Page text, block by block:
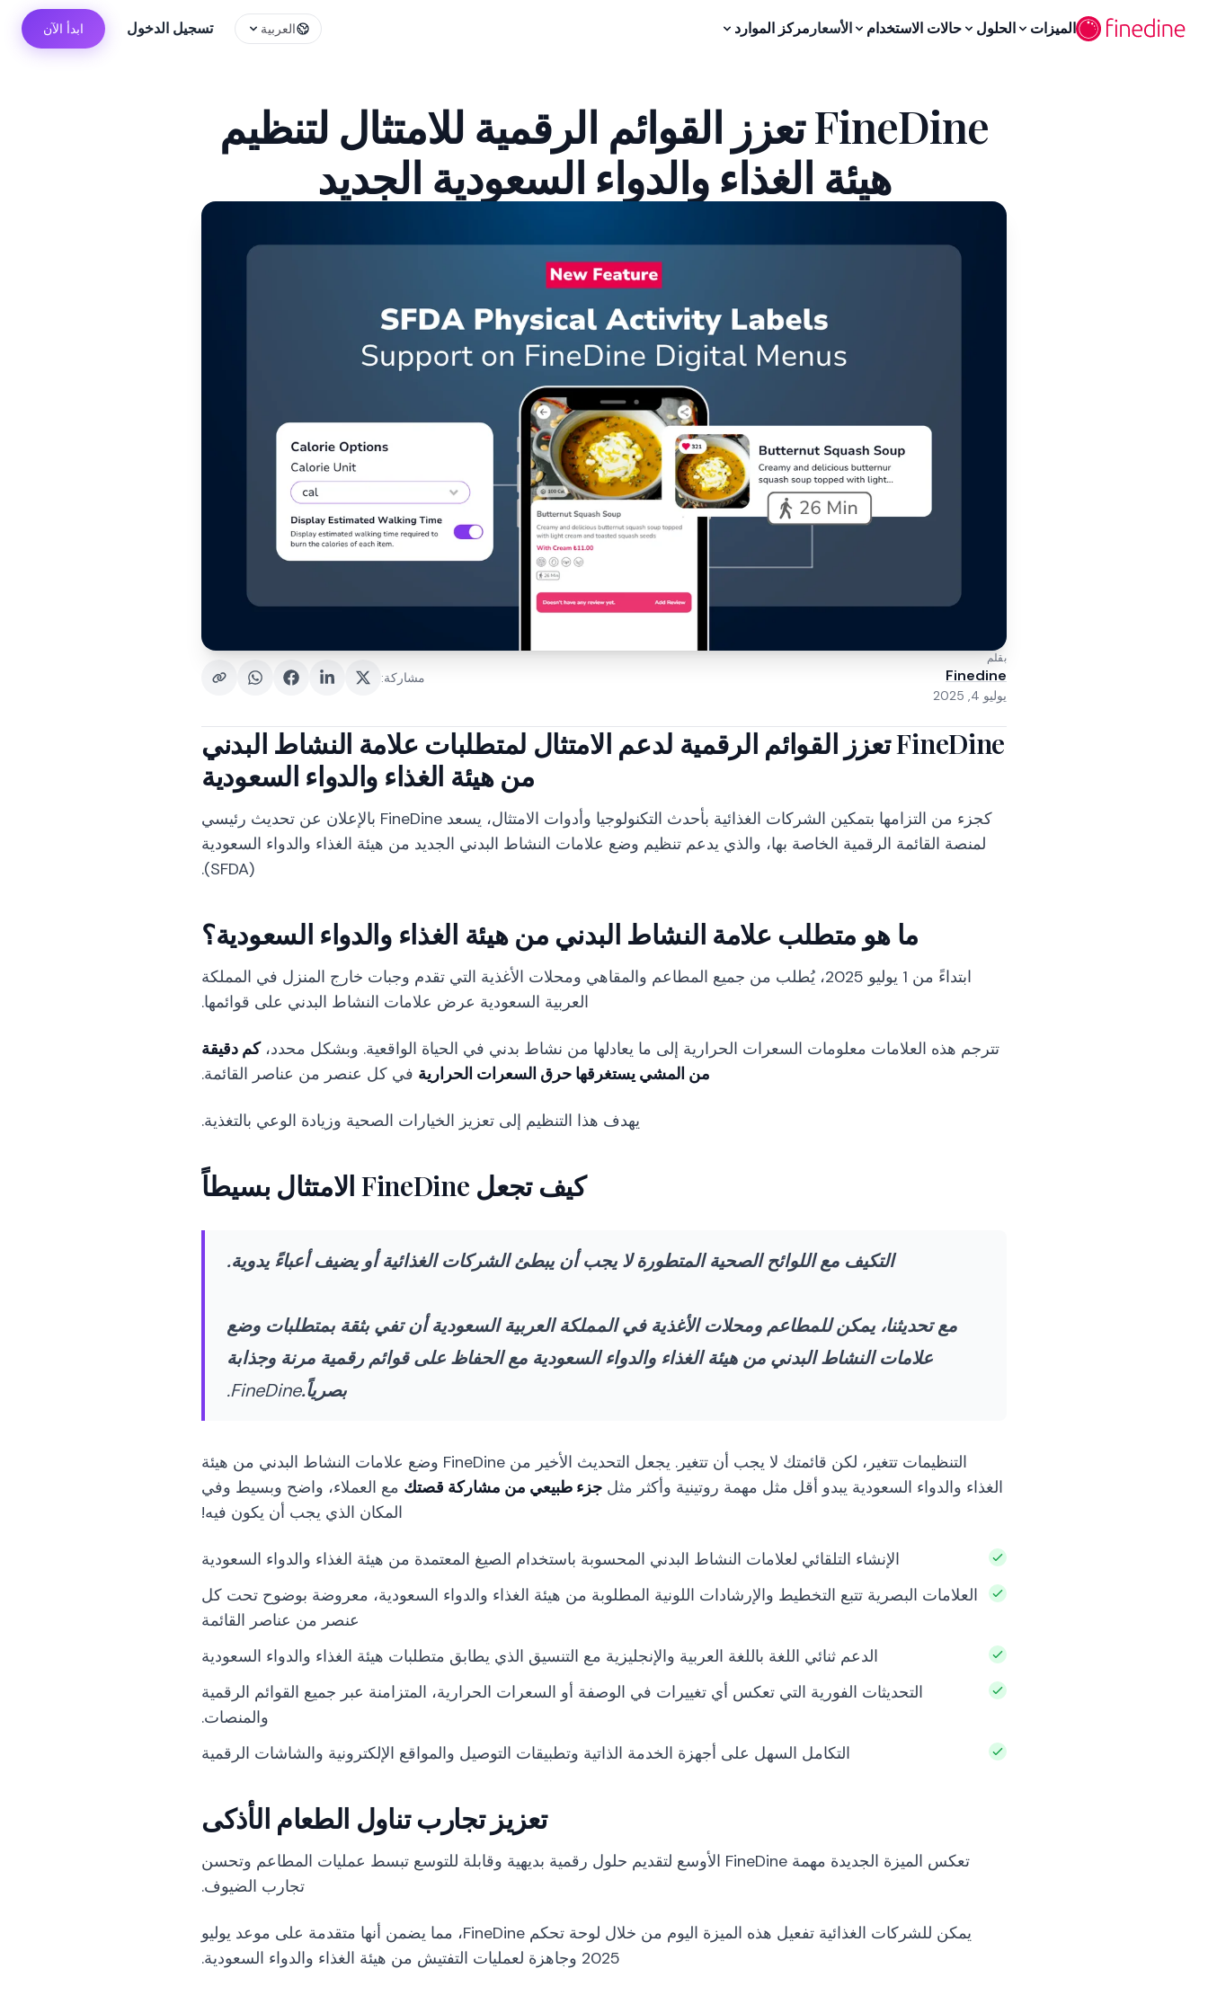
الميزات
الحلول حالات الاستخدام الأسعار مركز الموارد العربية تسجيل الدخول ابدأ الآن
FineDine تعزز القوائم الرقمية للامتثال لتنظيم
هيئة الغذاء والدواء السعودية الجديد
بقلم
Finedine
يوليو 4, 2025
مشاركة:
FineDine تعزز القوائم الرقمية لدعم الامتثال لمتطلبات علامة النشاط البدني
من هيئة الغذاء والدواء السعودية
كجزء من التزامها بتمكين الشركات الغذائية بأحدث التكنولوجيا وأدوات الامتثال، يسعد FineDine بالإعلان عن تحديث رئيسي
لمنصة القائمة الرقمية الخاصة بها، والذي يدعم تنظيم وضع علامات النشاط البدني الجديد من هيئة الغذاء والدواء السعودية
(SFDA).
ما هو متطلب علامة النشاط البدني من هيئة الغذاء والدواء السعودية؟
ابتداءً من 1 يوليو 2025، يُطلب من جميع المطاعم والمقاهي ومحلات الأغذية التي تقدم وجبات خارج المنزل في المملكة
العربية السعودية عرض علامات النشاط البدني على قوائمها.
تترجم هذه العلامات معلومات السعرات الحرارية إلى ما يعادلها من نشاط بدني في الحياة الواقعية. وبشكل محدد،كم دقيقة
من المشي يستغرقها حرق السعرات الحرارية في كل عنصر من عناصر القائمة.
يهدف هذا التنظيم إلى تعزيز الخيارات الصحية وزيادة الوعي بالتغذية.
كيف تجعل FineDine الامتثال بسيطاً
التكيف مع اللوائح الصحية المتطورة لا يجب أن يبطئ الشركات الغذائية أو يضيف أعباءً يدوية.
مع تحديثنا، يمكن للمطاعم ومحلات الأغذية في المملكة العربية السعودية أن تفي بثقة بمتطلبات وضع
علامات النشاط البدني من هيئة الغذاء والدواء السعودية مع الحفاظ على قوائم رقمية مرنة وجذابة
بصرياً.FineDine.
التنظيمات تتغير، لكن قائمتك لا يجب أن تتغير. يجعل التحديث الأخير من FineDine وضع علامات النشاط البدني من هيئة
الغذاء والدواء السعودية يبدو أقل مثل مهمة روتينية وأكثر مثل جزء طبيعي من مشاركة قصتك مع العملاء، واضح وبسيط وفي
المكان الذي يجب أن يكون فيه!
الإنشاء التلقائي لعلامات النشاط البدني المحسوبة باستخدام الصيغ المعتمدة من هيئة الغذاء والدواء السعودية
العلامات البصرية تتبع التخطيط والإرشادات اللونية المطلوبة من هيئة الغذاء والدواء السعودية، معروضة بوضوح تحت كل
عنصر من عناصر القائمة
الدعم ثنائي اللغة باللغة العربية والإنجليزية مع التنسيق الذي يطابق متطلبات هيئة الغذاء والدواء السعودية
التحديثات الفورية التي تعكس أي تغييرات في الوصفة أو السعرات الحرارية، المتزامنة عبر جميع القوائم الرقمية
والمنصات.
التكامل السهل على أجهزة الخدمة الذاتية وتطبيقات التوصيل والمواقع الإلكترونية والشاشات الرقمية
تعزيز تجارب تناول الطعام الأذكى
تعكس الميزة الجديدة مهمة FineDine الأوسع لتقديم حلول رقمية بديهية وقابلة للتوسع تبسط عمليات المطاعم وتحسن
تجارب الضيوف.
يمكن للشركات الغذائية تفعيل هذه الميزة اليوم من خلال لوحة تحكم FineDine، مما يضمن أنها متقدمة على موعد يوليو
2025 وجاهزة لعمليات التفتيش من هيئة الغذاء والدواء السعودية.